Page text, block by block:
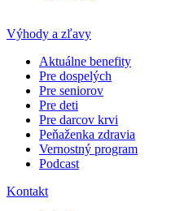
Výhody a zľavy
Aktuálne benefity
Pre dospelých
Pre seniorov
Pre deti
Pre darcov krvi
Peňaženka zdravia
Vernostný program
Podcast
Kontakt